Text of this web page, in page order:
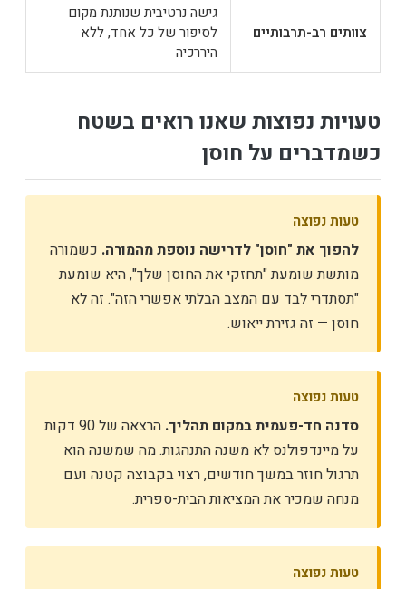
צוותים רב-תרבותיים
גישה נרטיבית שנותנת מקום
לסיפור של כל אחד, ללא
היררכיה
טעויות נפוצות שאנו רואים בשטח
כשמדברים על חוסן
טעות נפוצה
להפוך את "חוסן" לדרישה נוספת מהמורה. כשמורה
מותשת שומעת "תחזקי את החוסן שלך", היא שומעת
"תסתדרי לבד עם המצב הבלתי אפשרי הזה". זה לא
חוסן — זה גזירת ייאוש.
טעות נפוצה
סדנה חד-פעמית במקום תהליך.
הרצאה של 90 דקות
על מיינדפולנס לא משנה התנהגות. מה שמשנה הוא
תרגול חוזר במשך חודשים, רצוי בקבוצה קטנה ועם
מנחה שמכיר את המציאות הבית-ספרית.
טעות נפוצה